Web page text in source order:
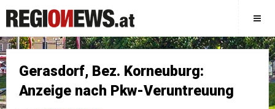
Gerasdorf, Bez. Korneuburg:
Anzeige nach Pkw-Veruntreuung